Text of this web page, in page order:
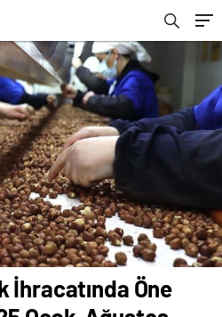
İhracatında Öne